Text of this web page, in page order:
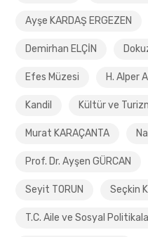
Ayşe KARDAŞ ERGEZEN
Demirhan ELÇİN
Efes Müzesi H. Alper
Kandil Kültür ve
Murat KARAÇANTA
Prof. Dr. Ayşen GÜRCAN
Seyit TORUN Seçkin
T.C. Aile ve Sosyal